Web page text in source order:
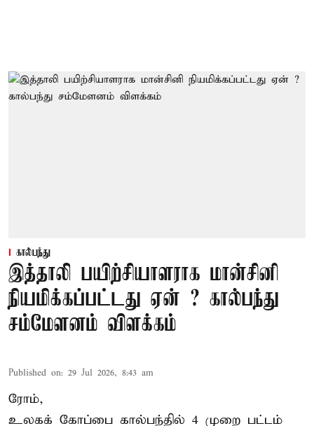
கால்பந்து
இத்தாலி பயிற்சியாளராக மான்சினி
நியமிக்கப்பட்டது ஏன் ? கால்பந்து
சம்மேளனம் விளக்கம்
Published on: 29 Jul 2026, 8:43 am
ரோம்,
உலகக் கோப்பை கால்பந்தில் 4 முறை பட்டம்